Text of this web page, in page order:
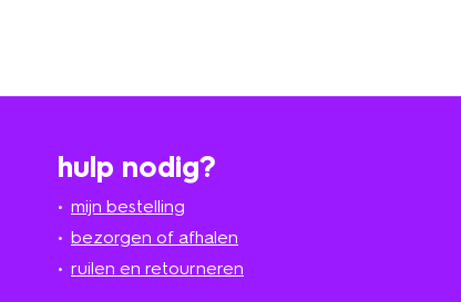
hulp nodig?
mijn bestelling
bezorgen of afhalen
ruilen en retourneren